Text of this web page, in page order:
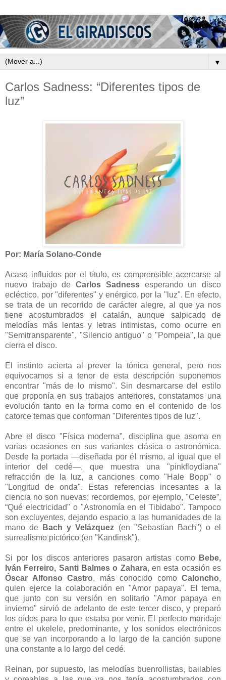
▼
Carlos Sadness: “Diferentes tipos de
luz”
Por: María Solano-Conde
Acaso influidos por el título, es comprensible acercarse al
nuevo trabajo deCarlos Sadnessesperando un disco
ecléctico, por "diferentes" y enérgico, por la "luz". En efecto,
se trata de un recorrido de carácter alegre, al que ya nos
tiene acostumbrados el catalán, aunque salpicado de
melodías más lentas y letras intimistas, como ocurre en
"Semitransparente", "Silencio antiguo" o "Pompeia", la que
cierra el disco.
El instinto acierta al prever la tónica general, pero nos
equivocamos si a tenor de esta descripción suponemos
encontrar "más de lo mismo". Sin desmarcarse del estilo
que proponía en sus trabajos anteriores, constatamos una
evolución tanto en la forma como en el contenido de los
catorce temas que conforman "Diferentes tipos de luz".
Abre el disco "Física moderna", disciplina que asoma en
varias ocasiones en sus variantes clásica o astronómica.
Desde la portada —diseñada por él mismo, al igual que el
interior del cedé—, que muestra una "pinkfloydiana"
refracción de la luz, a canciones como "Hale Bopp" o
"Longitud de onda". Estas referencias incesantes a la
ciencia no son nuevas; recordemos, por ejemplo, "Celeste”,
“Qué electricidad" o "Astronomía en el Tibidabo". Tampoco
son excluyentes, dejando espacio a las humanidades de la
mano de
Bach y Velázquez (en "Sebastian Bach") o el
surrealismo pictórico (en "Kandinsk").
Si por los discos anteriores pasaron artistas como Bebe,
Iván Ferreiro, Santi Balmes o Zahara, en esta ocasión es
Óscar Alfonso Castro, más conocido como Caloncho,
quien ejerce la colaboración en "Amor papaya". El tema,
que junto con su versión en solitario "Amor papaya en
invierno" sirvió de adelanto de este tercer disco, y preparó
los oídos para lo que estaba por venir. El perfecto maridaje
entre el ukelele, predominante, y los sonidos electrónicos
que se van incorporando a lo largo de la canción supone
una constante a lo largo del cedé.
Reinan, por supuesto, las melodías buenrollistas, bailables